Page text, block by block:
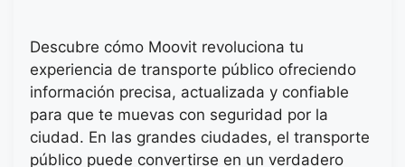
Descubre cómo Moovit revoluciona tu
experiencia de transporte público ofreciendo
información precisa, actualizada y confiable
para que te muevas con seguridad por la
ciudad. En las grandes ciudades, el transporte
público puede convertirse en un verdadero